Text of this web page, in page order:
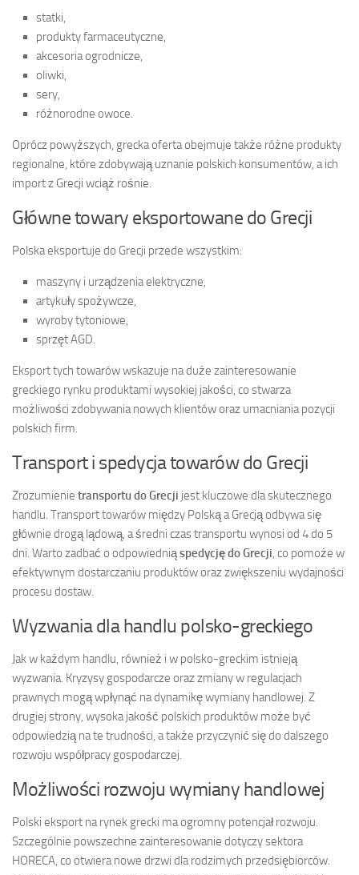
statki,
produkty farmaceutyczne,
akcesoria ogrodnicze,
oliwki,
sery,
różnorodne owoce.
Oprócz powyższych, grecka oferta obejmuje także różne produkty
regionalne, które zdobywają uznanie polskich konsumentów, a ich
import z Grecji wciąż rośnie.
Główne towary eksportowane do Grecji
Polska eksportuje do Grecji przede wszystkim:
maszyny i urządzenia elektryczne,
artykuły spożywcze,
wyroby tytoniowe,
sprzęt AGD.
Eksport tych towarów wskazuje na duże zainteresowanie
greckiego rynku produktami wysokiej jakości, co stwarza
możliwości zdobywania nowych klientów oraz umacniania pozycji
polskich firm.
Transport i spedycja towarów do Grecji
Zrozumienie transportu do Grecji jest kluczowe dla skutecznego
handlu. Transport towarów między Polską a Grecją odbywa się
głównie drogą lądową, a średni czas transportu wynosi od 4 do 5
dni. Warto zadbać o odpowiedniąspedycję do Grecji , co pomoże w
efektywnym dostarczaniu produktów oraz zwiększeniu wydajności
procesu dostaw.
Wyzwania dla handlu polsko-greckiego
Jak w każdym handlu, również i w polsko-greckim istnieją
wyzwania. Kryzysy gospodarcze oraz zmiany w regulacjach
prawnych mogą wpłynąć na dynamikę wymiany handlowej. Z
drugiej strony, wysoka jakość polskich produktów może być
odpowiedzią na te trudności, a także przyczynić się do dalszego
rozwoju współpracy gospodarczej.
Możliwości rozwoju wymiany handlowej
Polski eksport na rynek grecki ma ogromny potencjał rozwoju.
Szczególnie powszechne zainteresowanie dotyczy sektora
HORECA, co otwiera nowe drzwi dla rodzimych przedsiębiorców.